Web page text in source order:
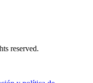
reserved.